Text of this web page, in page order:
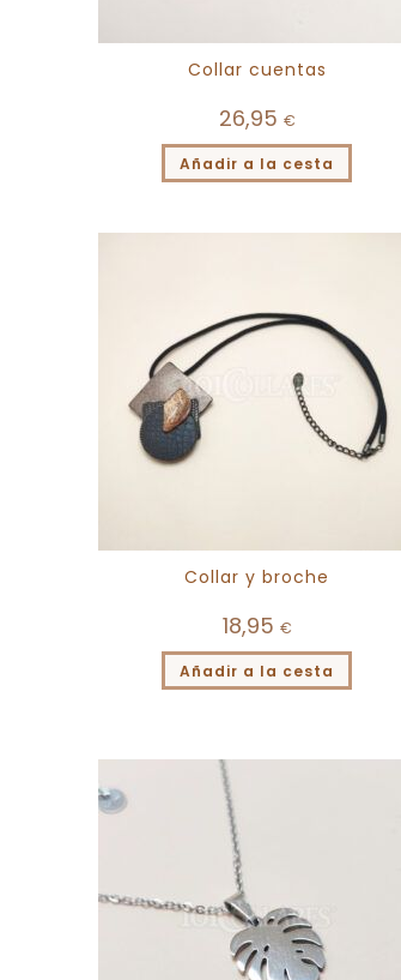
Collar cuentas
26,95 €
Añadir a la cesta
Collar y broche
18,95 €
Añadir a la cesta